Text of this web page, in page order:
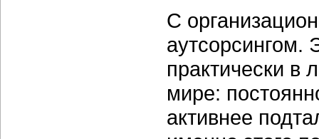
С
аутсорсингом.
практически в
мире:
активнее